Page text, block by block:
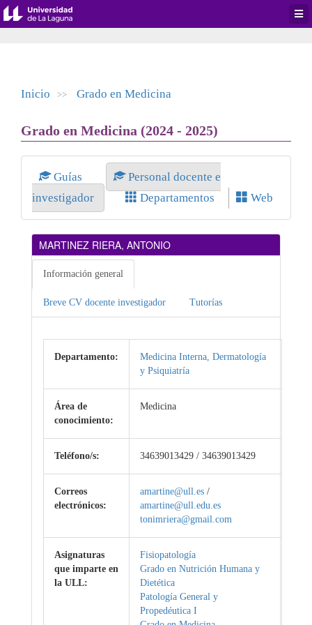
Inicio >> Grado en Medicina
Grado en Medicina (2024 - 2025)
Guías
Personal docente e
investigador
Departamentos Web
MARTINEZ RIERA, ANTONIO
Información general
Breve CV docente investigador Tutorías
Departamento:
Medicina Interna, Dermatología
y Psiquiatría
Área de
conocimiento:
Medicina
Teléfono/s: 34639013429 / 34639013429
Correos
electrónicos:
amartine@ull.es /
amartine@ull.edu.es
tonimriera@gmail.com
Asignaturas
que imparte en
la ULL:
Fisiopatología
Grado en Nutrición Humana y
Dietética
Patología General y
Propedéutica I